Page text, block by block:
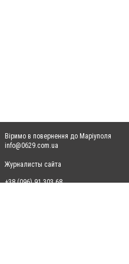
Віримо в повернення до Маріуполя
info@0629.com.ua
Журналисты сайта
+38 (096) 91 303 68